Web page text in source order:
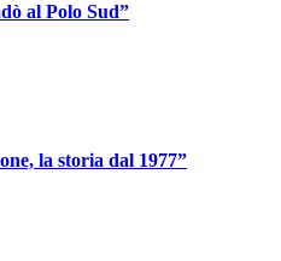
al Polo Sud”
la storia dal 1977”